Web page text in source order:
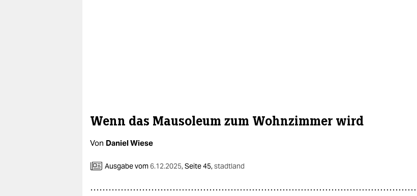
Wenn das Mausoleum zum Wohnzimmer wird
Von Daniel Wiese
Ausgabe vom6.12.2025,Seite 45,stadtland